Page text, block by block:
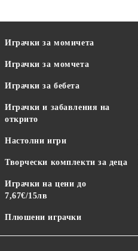
Играчки за момичета
Играчки за момчета
Играчки за бебета
Играчки и забавления на
открито
Настолни игри
Творчески комплекти за деца
Играчки на цени до
7,67€/15лв
Плюшени играчки